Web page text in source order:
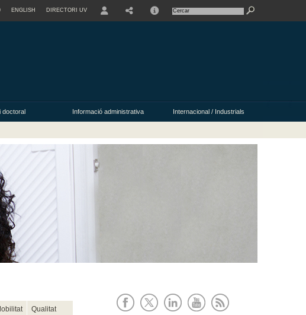
ENGLISH DIRECTORI UV
doctoral Informació administrativa Internacional / Industrials
Qualitat